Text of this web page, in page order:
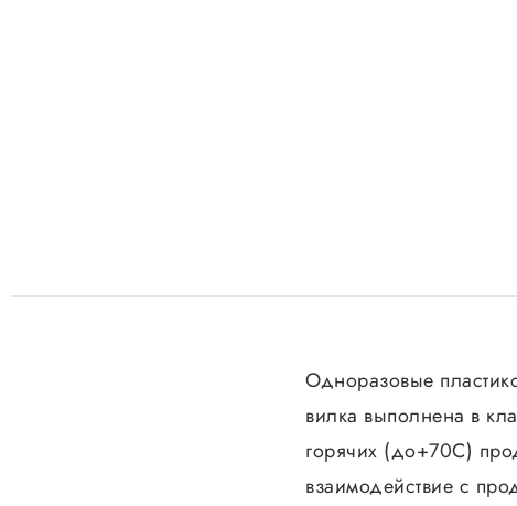
Одноразовые
вилка выполнена в
горячих (до+70С)
взаимодействие с